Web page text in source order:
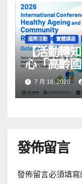
國際活動 實體講座
【活動轉
心「高齡
社區韌性」
7 月 16, 2026
發佈留言
發佈留言必須填寫